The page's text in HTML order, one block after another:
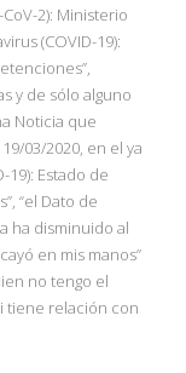
CoV-2): Ministerio
(COVID-19):
y de sólo alguno
Noticia que
03/2020, en el ya
19): Estado de
“el Dato de
ha disminuido al
en mis manos”
no tengo el
tiene relación con